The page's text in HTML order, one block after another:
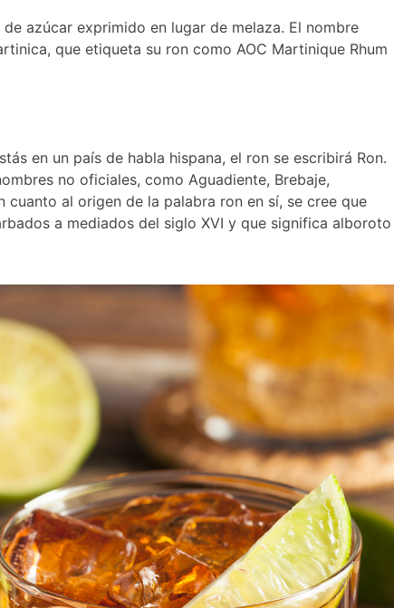
azúcar exprimido en lugar de melaza. El nombre
que etiqueta su ron como AOC Martinique Rhum
en un país de habla hispana, el ron se escribirá Ron.
no oficiales, como Aguadiente, Brebaje,
cuanto al origen de la palabra ron en sí, se cree que
a mediados del siglo XVI y que significa alboroto